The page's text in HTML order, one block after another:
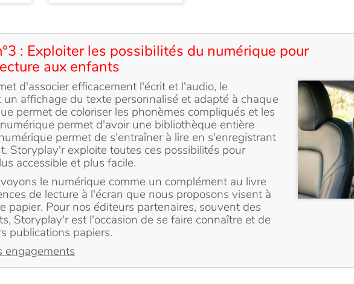
: Exploiter les possibilités du numérique pour
aux enfants
d'associer efficacement l'écrit et l'audio, le
affichage du texte personnalisé et adapté à chaque
permet de coloriser les phonèmes compliqués et les
permet d'avoir une bibliothèque entière
permet de s'entraîner à lire en s'enregistrant
Storyplay'r exploite toutes ces possibilités pour
accessible et plus facile.
le numérique comme un complément au livre
de lecture à l'écran que nous proposons visent à
papier. Pour nos éditeurs partenaires, souvent des
Storyplay'r est l'occasion de se faire connaître et de
publications papiers.
engagements